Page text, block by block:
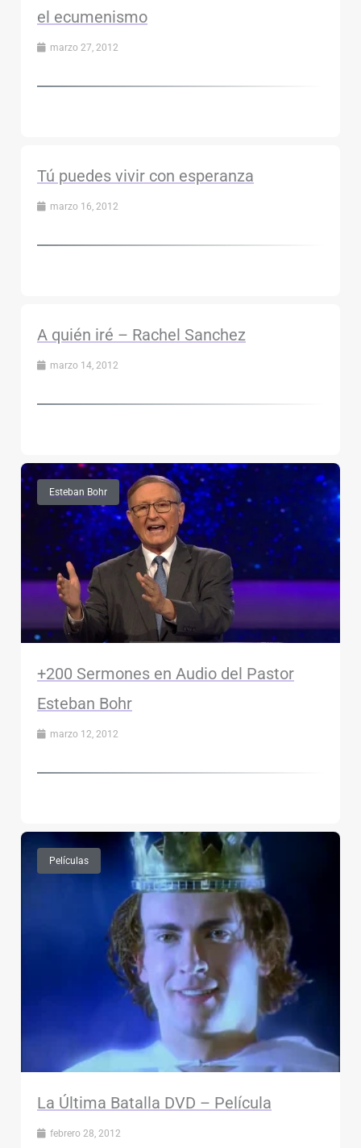
el ecumenismo
marzo 27, 2012
Tú puedes vivir con esperanza
marzo 16, 2012
A quién iré – Rachel Sanchez
marzo 14, 2012
Esteban Bohr
+200 Sermones en Audio del Pastor
Esteban Bohr
marzo 12, 2012
Películas
La Última Batalla DVD – Película
febrero 28, 2012